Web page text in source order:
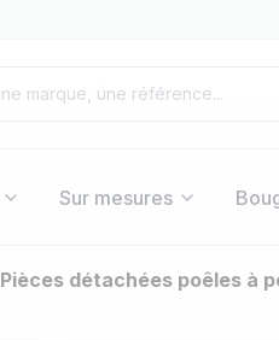
Sur mesures
Pièces détachées poêles à